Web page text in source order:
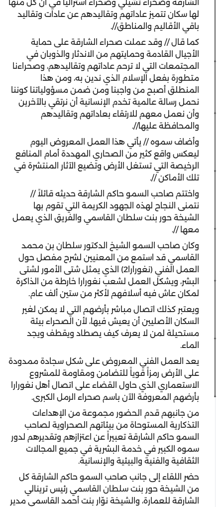
الشارقة وصحراء تشيلي وصحراء استراليا في أن كل منها
لها سكان تتميز عاداتهم وتقاليدهم عن عادات وتقاليد
باقي الأقاليم والمناطق//.
كما قال // وقد عملت صحراء الشارقة على حماية
الأجيال القادمة وحمايتهم من الاندثار والذوبان في
المجتمعات التي لا ترحم عاداتهم وتقاليدهم، وصحراءنا
متطورة بفعل الإسلام الذي ندين به، ومن هذا
المنطلق أصبح من واجبنا ومن ضمن مسؤولياتنا كوننا
نحمل رسالة عالمية تخدم الإنسانية أن نرتقي بالآخرين
وأن نعمل معهم للارتقاء بعاداتهم وتقاليدهم
والمحافظة عليها//.
وأضاف سموه // يأتي هذا العمل المعروض اليوم
ليعكس واقع كثير من الصحاري المهددة أمام المنافع
الرخيصة التي تستغل الأرض وتضيع الآثار المنتشرة في
تلك الأماكن //.
واختتم صاحب السمو حاكم الشارقة حديثه قائلاً //
نتمنى النجاح لهذه الجهود الكريمة التي تقوم بها
الشيخة حور بنت سلطان القاسمي والفريق الذي يعمل
معها //.
وكان صاحب السمو الشيخ الدكتور سلطان بن محمد
القاسمي قد استمع من المعنيين لشرح مفصل حول
العمل الفني (نغورارا2) الذي يمثل شتى الأمور لشتى
البشر، ويشكل العمل لشعب نغورارا خارطة من الذاكرة
لمكان عاش فيه أسلافهم لأكثر من ستين ألف عام.
ويعتبر كذلك اتصال مباشر بأرضهم التي لا يمكن لغير
السكان الأصليين أن يعيش فيها، لأن الصحراء بيئة
مستحيلة لمن لا يعرف كيف يصطاد ويقطف ويجد
الماء.
يعد العمل الفني المعروض على شكل سجادة ممدودة
على الأرض رمزاً قوياً للتضامن ومقاومة للمشروع
الاستعماري الذي حاول القضاء على اتصال أهل نغورارا
بأرضهم المعروفة الآن باسم صحراء الرمل الكبرى.
من جانبهم قدم الحضور مجموعة من الإهداءات
التذكارية المستوحاة من بيئاتهم الصحراوية لصاحب
السمو حاكم الشارقة تعبيراً عن اعتزازهم وتقديرهم لدور
سموه الكبير في خدمة البشرية في جميع المجالات
الثقافية والفنية والبيئية والإنسانية.
حضر اللقاء إلى جانب صاحب السمو حاكم الشارقة كل
من الشيخة حور بنت سلطان القاسمي رئيس ترينالي
الشارقة للعمارة، والشيخة نوّار بنت أحمد القاسمي مدير